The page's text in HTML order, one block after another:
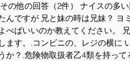
の他の回答（2件） ナイスの多
んですが 兄と妹の時は兄妹？ ヨ
べばいいのか教えてください。
ます。.コンビニの、レジの横に
か？.危険物取扱者乙4類を持っ